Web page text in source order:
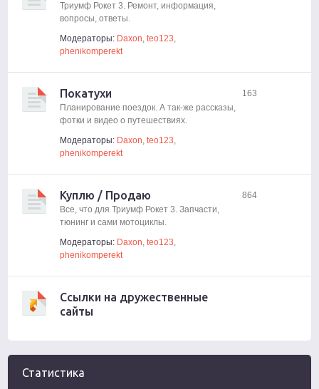
Триумф Рокет 3. Ремонт, информация,
вопросы, ответы.
Модераторы: Daxon,teo123,
phenikomperekt
Покатухи
Планирование поездок. А так-же рассказы,
фотки и видео о путешествиях.
Модераторы: Daxon,teo123,
phenikomperekt
163
Куплю / Продаю
Все, что для Триумф Рокет 3. Запчасти,
тюнинг и сами мотоциклы.
Модераторы: Daxon,teo123,
phenikomperekt
864
Ссылки на дружественные
сайты
Статистика